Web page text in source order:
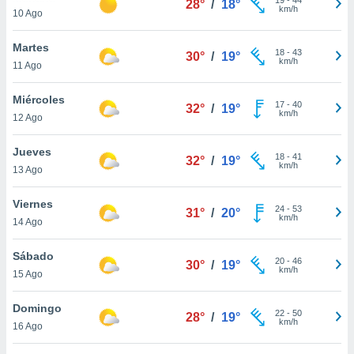
más
nuestra
y
de
disponible
cookies
aceptar
10 Ago
28° / 18°
km/h
Martes
11 Ago
30° / 19° 18- 43
km/h
Miércoles
12 Ago
32° / 19° 17- 40
km/h
Jueves
13 Ago
32° / 19° 18- 41
km/h
Viernes
14 Ago
31° / 20° 24- 53
km/h
Sábado
15 Ago
30° / 19° 20- 46
km/h
Domingo
16 Ago
28° / 19° 22- 50
km/h